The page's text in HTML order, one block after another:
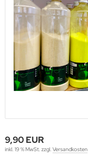
9,90 EUR
inkl. 19 % MwSt. zzgl. Versandkosten